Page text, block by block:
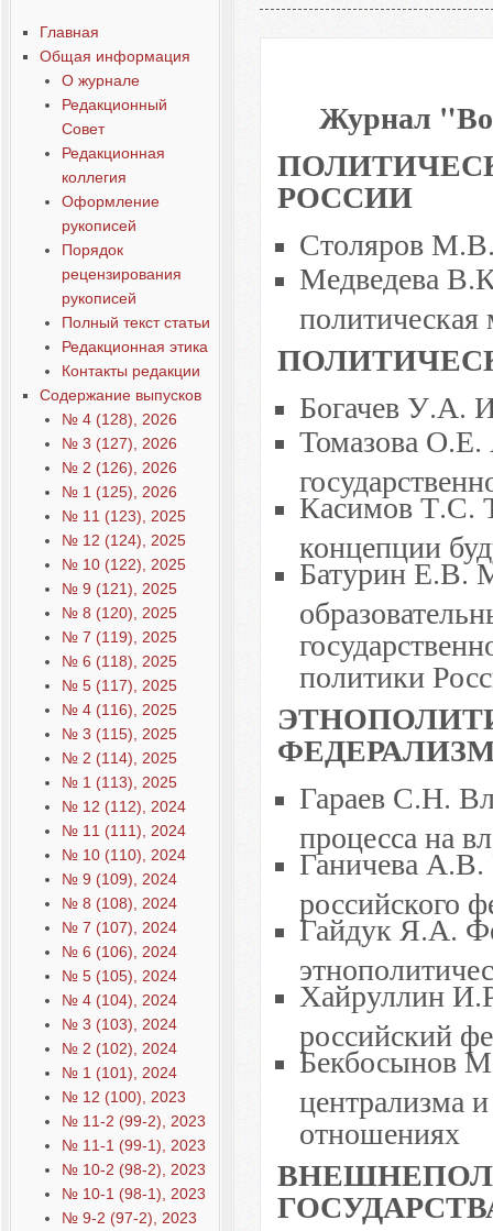
Главная
Общая информация
О журнале
Редакционный
Совет
Редакционная
коллегия
Оформление
рукописей
Порядок
рецензирования
рукописей
Полный текст статьи
Редакционная этика
Контакты редакции
Содержание выпусков
№ 4 (128), 2026
№ 3 (127), 2026
№ 2 (126), 2026
№ 1 (125), 2026
№ 11 (123), 2025
№ 12 (124), 2025
№ 10 (122), 2025
№ 9 (121), 2025
№ 8 (120), 2025
№ 7 (119), 2025
№ 6 (118), 2025
№ 5 (117), 2025
№ 4 (116), 2025
№ 3 (115), 2025
№ 2 (114), 2025
№ 1 (113), 2025
№ 12 (112), 2024
№ 11 (111), 2024
№ 10 (110), 2024
№ 9 (109), 2024
№ 8 (108), 2024
№ 7 (107), 2024
№ 6 (106), 2024
№ 5 (105), 2024
№ 4 (104), 2024
№ 3 (103), 2024
№ 2 (102), 2024
№ 1 (101), 2024
№ 12 (100), 2023
№ 11-2 (99-2), 2023
№ 11-1 (99-1), 2023
№ 10-2 (98-2), 2023
№ 10-1 (98-1), 2023
№ 9-2 (97-2), 2023
Журнал
РОССИИ
Столяров
Медведева
политическая
Богачев У.А.
Томазова О.Е.
Касимов Т.С.
концепции
Батурин Е.В.
политики
Гараев С.Н.
процесса на
Ганичева А.В.
российского
Гайдук Я.А.
Хайруллин
российский
Бекбосынов
централизма
отношениях